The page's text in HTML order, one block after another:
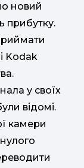
новий
прибутку.
Kodak
у своїх
відомі.
камери